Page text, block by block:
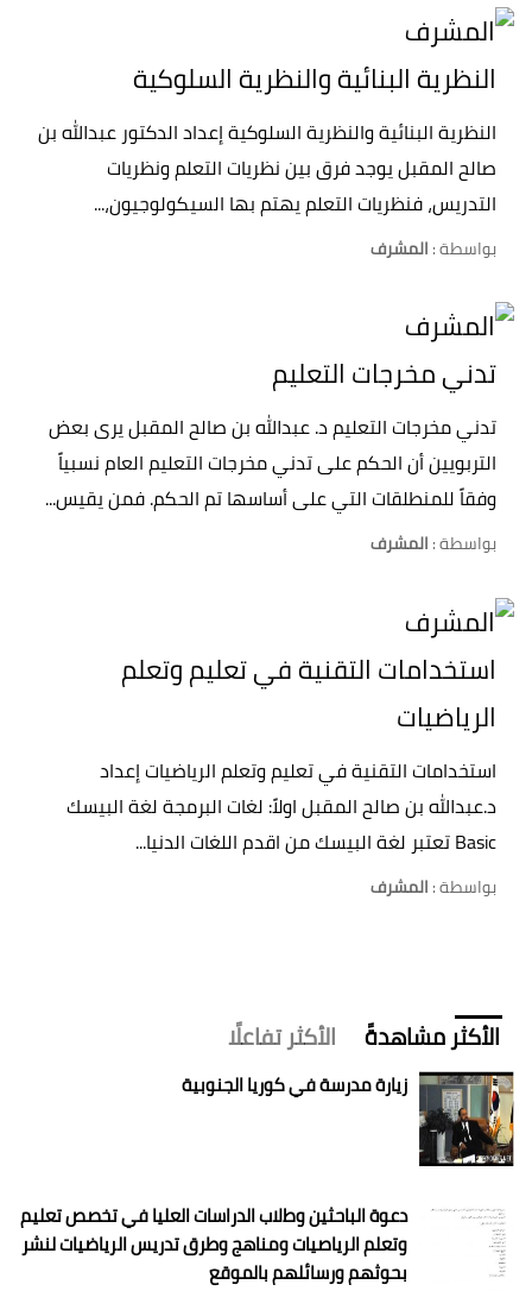
النظرية البنائية والنظرية السلوكية
النظرية البنائية والنظرية السلوكية إعداد الدكتور عبدالله بن
صالح المقبل يوجد فرق بين نظريات التعلم ونظريات
التدريس، فنظريات التعلم يهتم بها السيكولوجيون،...
بواسطة :المشرف
تدني مخرجات التعليم
تدني مخرجات التعليم د. عبدالله بن صالح المقبل يرى بعض
التربويين أن الحكم على تدني مخرجات التعليم العام نسبياً
وفقاً للمنطلقات التي على أساسها تم الحكم. فمن يقيس...
بواسطة :المشرف
استخدامات التقنية في تعليم وتعلم
الرياضيات
استخدامات التقنية في تعليم وتعلم الرياضيات إعداد
د.عبدالله بن صالح المقبل اولاً: لغات البرمجة لغة البيسك
Basic تعتبر لغة البيسك من اقدم اللغات الدنيا...
بواسطة :المشرف
الأكثر مشاهدةً الأكثر تفاعلًا
زيارة مدرسة في كوريا الجنوبية
دعوة الباحثين وطﻻب الدراسات العليا في تخصص تعليم
وتعلم الرياصيات ومناهج وطرق تدريس الرياضيات لنشر
بحوثهم ورسائلهم بالموقع